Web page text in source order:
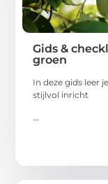
Gids &
groen
In deze gids leer
stijlvol inricht
...